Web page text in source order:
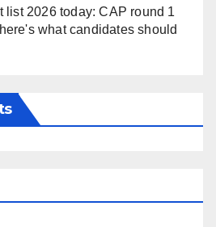
list 2026 today: CAP round 1
what candidates should